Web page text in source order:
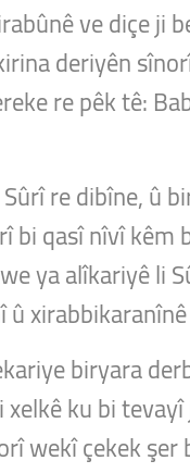
ve diçe ji
deriyên
re pêk tê:
re dibîne, û
bi qasî nîvî kêm
ya alîkariyê li
biryara
ku bi
wekî çekek şer